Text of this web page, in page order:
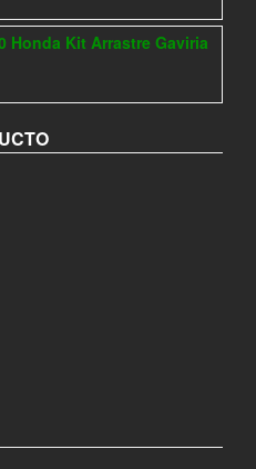
Honda Kit Arrastre Gaviria